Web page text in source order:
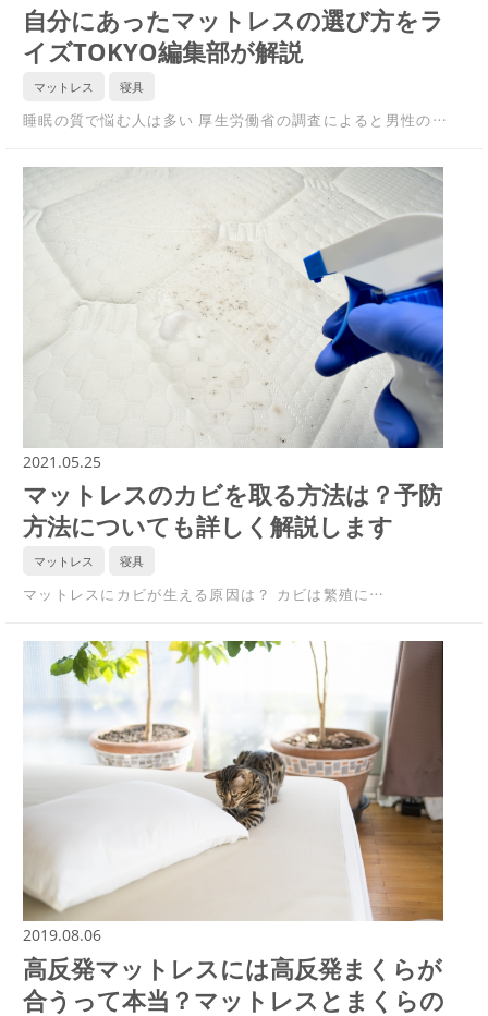
自分にあったマットレスの選び方をラ
イズTOKYO編集部が解説
マットレス 寝具
睡眠の質で悩む人は多い 厚生労働省の調査によると男性の…
2021.05.25
マットレスのカビを取る方法は？予防
方法についても詳しく解説します
マットレス 寝具
マットレスにカビが生える原因は？ カビは繁殖に…
2019.08.06
高反発マットレスには高反発まくらが
合うって本当？マットレスとまくらの